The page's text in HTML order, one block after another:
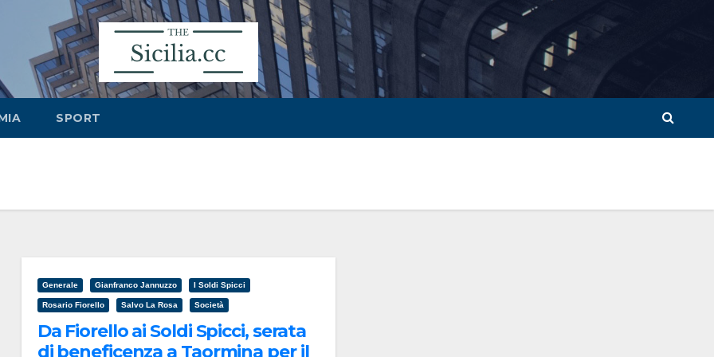
SPORT
Generale Gianfranco Jannuzzo I Soldi Spicci
Rosario Fiorello Salvo La Rosa Società
Da Fiorello ai Soldi Spicci, serata
di beneficenza a Taormina per il